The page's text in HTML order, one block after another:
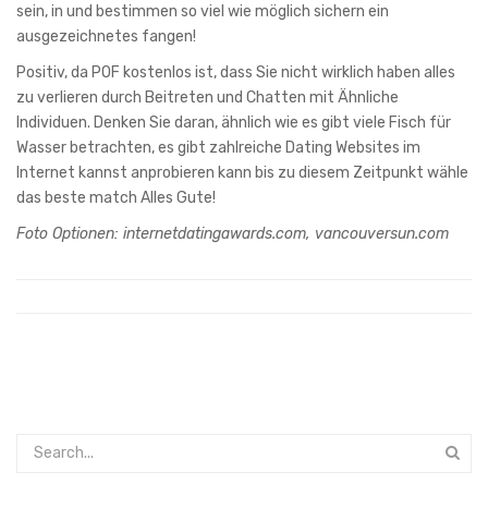
sein, in und bestimmen so viel wie möglich sichern ein
ausgezeichnetes fangen!
Positiv, da POF kostenlos ist, dass Sie nicht wirklich haben alles
zu verlieren durch Beitreten und Chatten mit Ähnliche
Individuen. Denken Sie daran, ähnlich wie es gibt viele Fisch für
Wasser betrachten, es gibt zahlreiche Dating Websites im
Internet kannst anprobieren kann bis zu diesem Zeitpunkt wähle
das beste match Alles Gute!
Foto Optionen: internetdatingawards.com, vancouversun.com